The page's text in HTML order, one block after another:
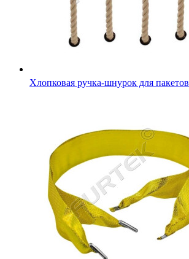
Хлопковая ручка-шнурок для пакетов